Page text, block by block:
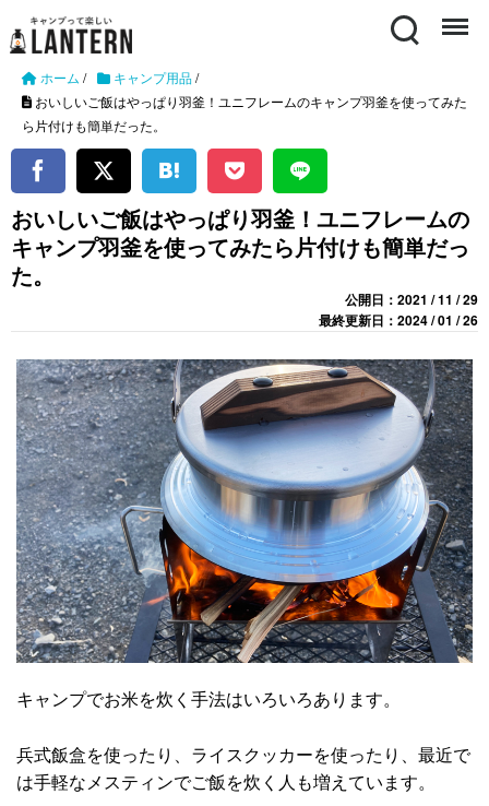
Search Menu
ホーム / キャンプ用品/
おいしいご飯はやっぱり羽釜！ユニフレームのキャンプ羽釜を使ってみた
ら片付けも簡単だった。
おいしいご飯はやっぱり羽釜！ユニフレームの
キャンプ羽釜を使ってみたら片付けも簡単だっ
た。
公開日：2021 / 11 / 29
最終更新日：2024 / 01 / 26
キャンプでお米を炊く手法はいろいろあります。
兵式飯盒を使ったり、ライスクッカーを使ったり、最近で
は手軽なメスティンでご飯を炊く人も増えています。